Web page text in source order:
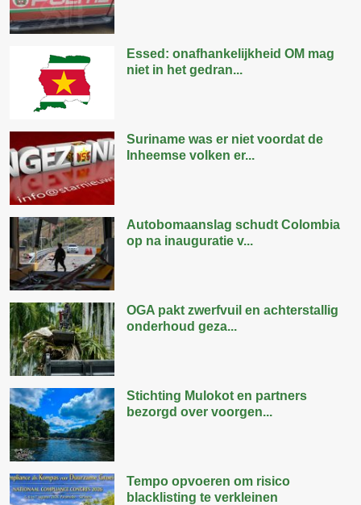
Essed: onafhankelijkheid OM mag
niet in het gedran...
Suriname was er niet voordat de
Inheemse volken er...
Autobomaanslag schudt Colombia
op na inauguratie v...
OGA pakt zwerfvuil en achterstallig
onderhoud geza...
Stichting Mulokot en partners
bezorgd over voorgen...
Tempo opvoeren om risico
blacklisting te verkleinen